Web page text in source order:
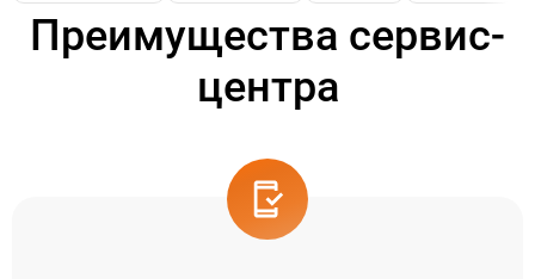
Преимущества сервис-
центра